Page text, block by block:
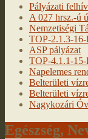
Pályázati
A 027 hrsz.-ú
Nemzetiségi
TOP-2.1.3-
ASP pályázat
TOP-4.1.1-15-
Napelemes
Belterületi
Belterületi
Nagykozári
Egészség,